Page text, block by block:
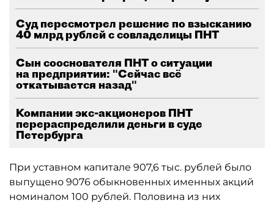
Суд пересмотрел решение по взысканию
40 млрд рублей с совладелицы ПНТ
Сын сооснователя ПНТ о ситуации
на предприятии: "Сейчас всё
откатывается назад"
Компании экс-акционеров ПНТ
перераспределили деньги в суде
Петербурга
При уставном капитале 907,6 тыс. рублей было
выпущено 9076 обыкновенных именных акций
номиналом 100 рублей. Половина из них